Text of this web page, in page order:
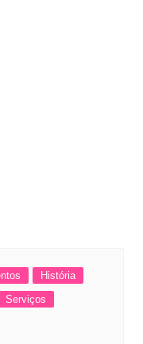
História
Serviços